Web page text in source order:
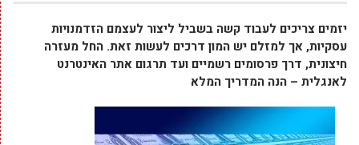
יזמים צריכים לעבוד קשה בשביל ליצור לעצמם הזדמנויות
עסקיות, אך למזלם יש המון דרכים לעשות זאת. החל מעזרה
חיצונית, דרך פרסומים רשמיים ועד תרגום אתר האינטרנט
לאנגלית – הנה המדריך המלא